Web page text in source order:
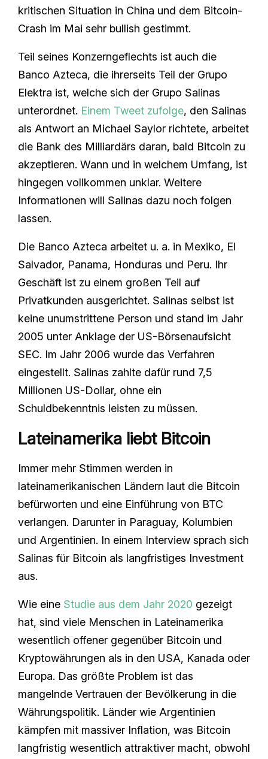
kritischen Situation in China und dem Bitcoin-
Crash im Mai sehr bullish gestimmt.
Teil seines Konzerngeflechts ist auch die
Banco Azteca, die ihrerseits Teil der Grupo
Elektra ist, welche sich der Grupo Salinas
unterordnet. Einem Tweet zufolge, den Salinas
als Antwort an Michael Saylor richtete, arbeitet
die Bank des Milliardärs daran, bald Bitcoin zu
akzeptieren. Wann und in welchem Umfang, ist
hingegen vollkommen unklar. Weitere
Informationen will Salinas dazu noch folgen
lassen.
Die Banco Azteca arbeitet u. a. in Mexiko, El
Salvador, Panama, Honduras und Peru. Ihr
Geschäft ist zu einem großen Teil auf
Privatkunden ausgerichtet. Salinas selbst ist
keine unumstrittene Person und stand im Jahr
2005 unter Anklage der US-Börsenaufsicht
SEC. Im Jahr 2006 wurde das Verfahren
eingestellt. Salinas zahlte dafür rund 7,5
Millionen US-Dollar, ohne ein
Schuldbekenntnis leisten zu müssen.
Lateinamerika liebt Bitcoin
Immer mehr Stimmen werden in
lateinamerikanischen Ländern laut die Bitcoin
befürworten und eine Einführung von BTC
verlangen. Darunter in Paraguay, Kolumbien
und Argentinien. In einem Interview sprach sich
Salinas für Bitcoin als langfristiges Investment
aus.
Wie eine Studie aus dem Jahr 2020 gezeigt
hat, sind viele Menschen in Lateinamerika
wesentlich offener gegenüber Bitcoin und
Kryptowährungen als in den USA, Kanada oder
Europa. Das größte Problem ist das
mangelnde Vertrauen der Bevölkerung in die
Währungspolitik. Länder wie Argentinien
kämpfen mit massiver Inflation, was Bitcoin
langfristig wesentlich attraktiver macht, obwohl